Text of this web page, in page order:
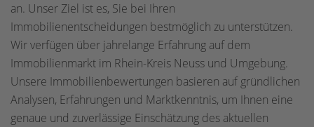
an. Unser Ziel ist es, Sie bei Ihren
Immobilienentscheidungen bestmöglich zu unterstützen.
Wir verfügen über jahrelange Erfahrung auf dem
Immobilienmarkt im Rhein-Kreis Neuss und Umgebung.
Unsere Immobilienbewertungen basieren auf gründlichen
Analysen, Erfahrungen und Marktkenntnis, um Ihnen eine
genaue und zuverlässige Einschätzung des aktuellen